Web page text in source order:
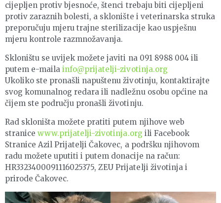
cijepljen protiv bjesnoće, štenci trebaju biti cijepljeni
protiv zaraznih bolesti, a sklonište i veterinarska struka
preporučuju mjeru trajne sterilizacije kao uspješnu
mjeru kontrole razmnožavanja.
Skloništu se uvijek možete javiti na 091 8988 004 ili
putem e-mailainfo@prijatelji-zivotinja.org
Ukoliko ste pronašli napuštenu životinju, kontaktirajte
svog komunalnog redara ili nadležnu osobu općine na
čijem ste području pronašli životinju.
Rad skloništa možete pratiti putem njihove web
stranicewww.prijatelji-zivotinja.org ili Facebook
Stranice Azil Prijatelji Čakovec, a podršku njihovom
radu možete uputiti i putem donacije na račun:
HR3323400091116025375, ZEU Prijatelji životinja i
prirode Čakovec.